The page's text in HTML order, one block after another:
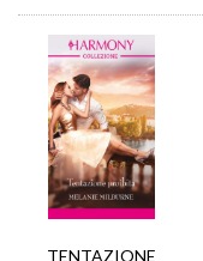
TENTAZIONE